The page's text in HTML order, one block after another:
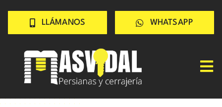
Saltar
contenido
LLÁMANOS WHATSAPP
Inicio